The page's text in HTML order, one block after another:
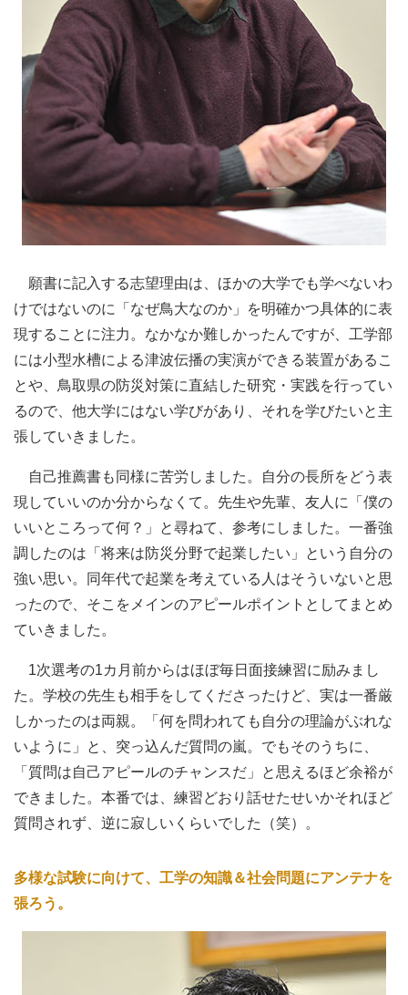
願書に記入する志望理由は、ほかの大学でも学べないわ
けではないのに「なぜ鳥大なのか」を明確かつ具体的に表
現することに注力。なかなか難しかったんですが、工学部
には小型水槽による津波伝播の実演ができる装置があるこ
とや、鳥取県の防災対策に直結した研究・実践を行ってい
るので、他大学にはない学びがあり、それを学びたいと主
張していきました。
自己推薦書も同様に苦労しました。自分の長所をどう表
現していいのか分からなくて。先生や先輩、友人に「僕の
いいところって何？」と尋ねて、参考にしました。一番強
調したのは「将来は防災分野で起業したい」という自分の
強い思い。同年代で起業を考えている人はそういないと思
ったので、そこをメインのアピールポイントとしてまとめ
ていきました。
1次選考の1カ月前からはほぼ毎日面接練習に励みまし
た。学校の先生も相手をしてくださったけど、実は一番厳
しかったのは両親。「何を問われても自分の理論がぶれな
いように」と、突っ込んだ質問の嵐。でもそのうちに、
「質問は自己アピールのチャンスだ」と思えるほど余裕が
できました。本番では、練習どおり話せたせいかそれほど
質問されず、逆に寂しいくらいでした（笑）。
多様な試験に向けて、工学の知識＆社会問題にアンテナを
張ろう。